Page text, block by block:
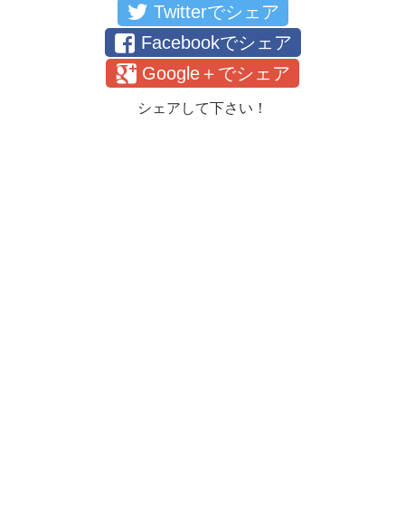
Twitterでシェア
Facebookでシェア
Google＋でシェア
シェアして下さい！